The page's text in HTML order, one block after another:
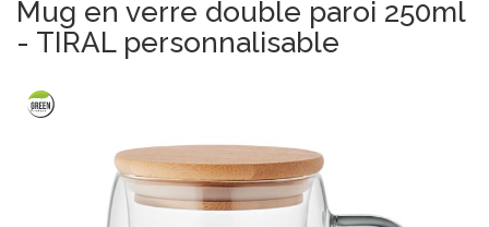
Mug en verre double paroi 250ml
- TIRAL personnalisable